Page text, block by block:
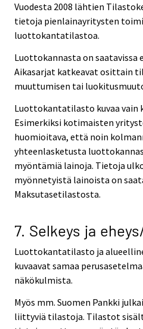
Vuodesta 2008 lähtien
tietoja pienlainayritysten
luottokantatilastoa.
Luottokannasta on saatavissa
Aikasarjat katkeavat osittain
muuttumisen tai
Luottokantatilasto kuvaa
Esimerkiksi kotimaisten
huomioitava, että noin
yhteenlasketusta
myöntämiä lainoja. Tietoja
myönnetyistä lainoista on
Maksutasetilastosta.
7. Selkeys ja
Luottokantatilasto ja
kuvaavat samaa
näkökulmista.
Myös mm. Suomen Pankki
liittyviä tilastoja. Tilastot